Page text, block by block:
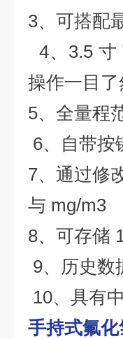
3、可搭配
4、3.5
操作一目了
5、全量程
6、自带
7、通过修
与 mg/m3
8、可存储
9、历史数
10、具有
手持式氟